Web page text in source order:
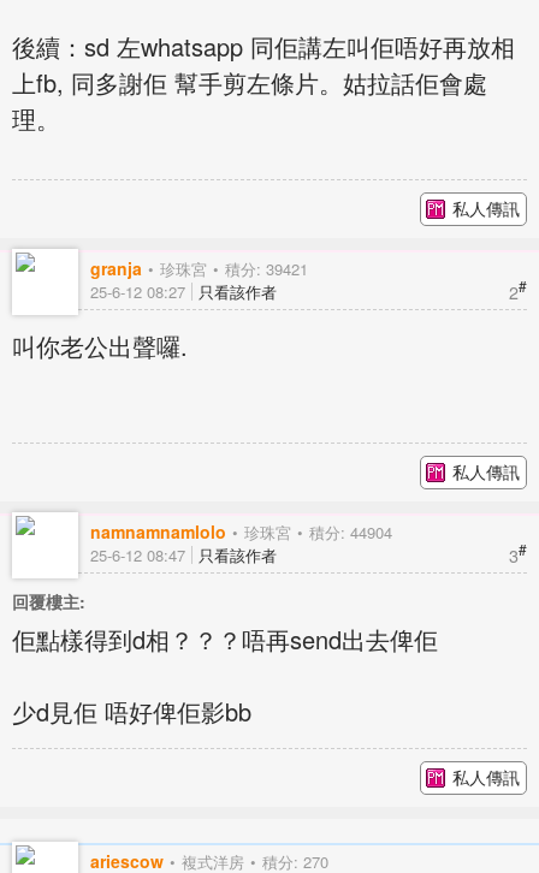
後續：sd 左whatsapp 同佢講左叫佢唔好再放相
上fb, 同多謝佢 幫手剪左條片。姑拉話佢會處
理。
私人傳訊
granja 珍珠宮 積分: 39421
2#
25-6-12 08:27 只看該作者
叫你老公出聲囉.
私人傳訊
namnamnamlolo 珍珠宮 積分: 44904
3#
25-6-12 08:47 只看該作者
回覆樓主:
佢點樣得到d相？？？唔再send出去俾佢
少d見佢 唔好俾佢影bb
私人傳訊
ariescow 複式洋房 積分: 270